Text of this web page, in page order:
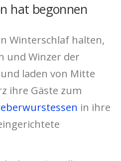
hat begonnen
Winterschlaf halten,
und Winzer der
laden von Mitte
ihre Gäste zum
in ihre